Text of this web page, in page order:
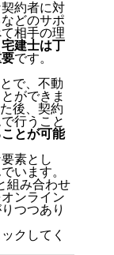
約者に対
どのサポ
相手の理
宅建士は丁
です。
で、不動
とができま
後、契約
行うこと
とが可能
素とし
います。
組み合わせ
ンライン
つつあり
クしてく